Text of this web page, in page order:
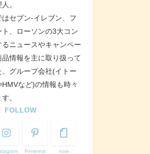
。
はセブン-イレブン、フ
ト、ローソンの3大コン
るニュースやキャンペー
品情報を主に取り扱って
、グループ会社(イトー
HMVなど)の情報も時々
。
FOLLOW
Pinterest note